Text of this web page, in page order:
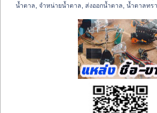
น้ำตาล, จำหน่ายน้ำตาล, ส่งออกน้ำตาล, น้ำตาลท